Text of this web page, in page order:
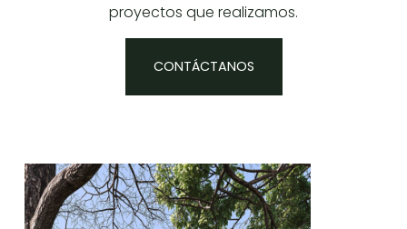
proyectos que realizamos.
CONTÁCTANOS